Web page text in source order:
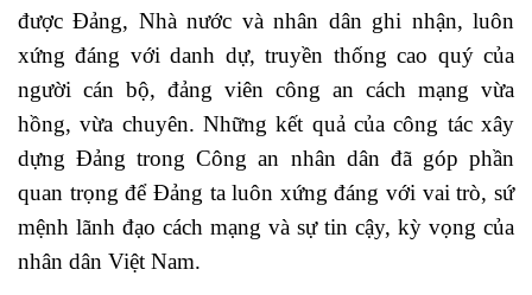
được Đảng, Nhà nước và nhân dân ghi nhận, luôn
xứng đáng với danh dự, truyền thống cao quý của
người cán bộ, đảng viên công an cách mạng vừa
hồng, vừa chuyên. Những kết quả của công tác xây
dựng Đảng trong Công an nhân dân đã góp phần
quan trọng để Đảng ta luôn xứng đáng với vai trò, sứ
mệnh lãnh đạo cách mạng và sự tin cậy, kỳ vọng của
nhân dân Việt Nam.